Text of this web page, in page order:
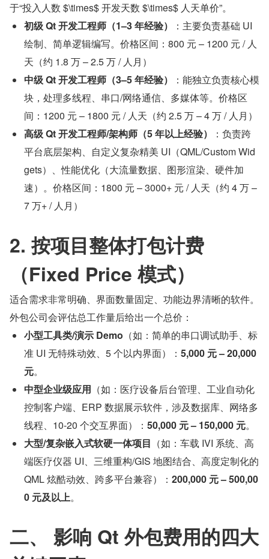
于“投入人数 $\times$ 开发天数 $\times$ 人天单价”。
初级 Qt 开发工程师（1–3 年经验）
：主要负责基础 UI
绘制、简单逻辑编写。价格区间：800 元 – 1200 元 / 人
天（约 1.8 万 – 2.5 万 / 人月）
中级 Qt 开发工程师（3–5 年经验）
：能独立负责核心模
块，处理多线程、串口/网络通信、多媒体等。价格区
间：1200 元 – 1800 元 / 人天（约 2.5 万 – 4 万 / 人月）
高级 Qt 开发工程师/架构师（5 年以上经验）
：负责跨
平台底层架构、自定义复杂精美 UI（QML/Custom Wid
gets）、性能优化（大流量数据、图形渲染、硬件加
速）。价格区间：1800 元 – 3000+ 元 / 人天（约 4 万 –
7 万+ / 人月）
2. 按项目整体打包计费
（Fixed Price 模式）
适合需求非常明确、界面数量固定、功能边界清晰的软件。
外包公司会评估总工作量后给出一个总价：
小型工具类/演示 Demo （如：简单的串口调试助手、标
准 UI 无特殊动效、5 个以内界面）： 5,000 元 – 20,000
元。
中型企业级应用 （如：医疗设备后台管理、工业自动化
控制客户端、ERP 数据展示软件，涉及数据库、网络多
线程、10-20 个交互界面）： 50,000 元 – 150,000 元。
大型/复杂嵌入式软硬一体项目 （如：车载 IVI 系统、高
端医疗仪器 UI、三维重构/GIS 地图结合、高度定制化的
QML 炫酷动效、跨多平台兼容）： 200,000 元 – 500,00
0 元及以上。
二、 影响 Qt 外包费用的四大